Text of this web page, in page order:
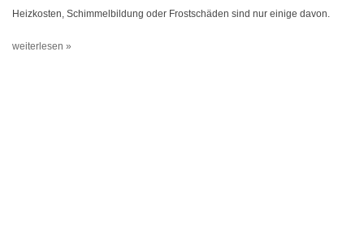
Heizkosten, Schimmelbildung oder Frostschäden sind nur einige davon.
weiterlesen »